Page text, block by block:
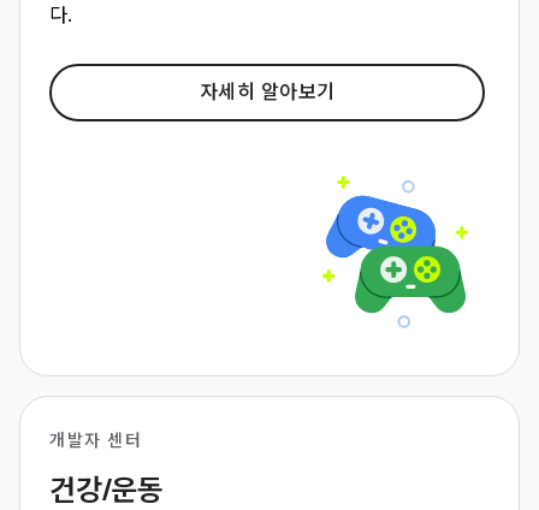
다.
자세히 알아보기
개발자 센터
건강/운동